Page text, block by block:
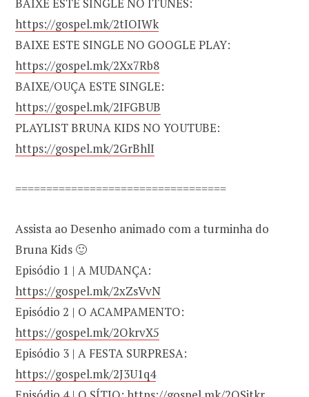
https://gospel.mk/2tIOIWk
BAIXE ESTE SINGLE NO GOOGLE PLAY:
https://gospel.mk/2Xx7Rb8
BAIXE/OUÇA ESTE SINGLE:
https://gospel.mk/2IFGBUB
PLAYLIST BRUNA KIDS NO YOUTUBE:
https://gospel.mk/2GrBhlI
==================================
Assista ao Desenho animado com a turminha do
Bruna Kids 🙂
Episódio 1 | A MUDANÇA:
https://gospel.mk/2xZsVvN
Episódio 2 | O ACAMPAMENTO:
https://gospel.mk/2OkrvX5
Episódio 3 | A FESTA SURPRESA:
https://gospel.mk/2J3U1q4